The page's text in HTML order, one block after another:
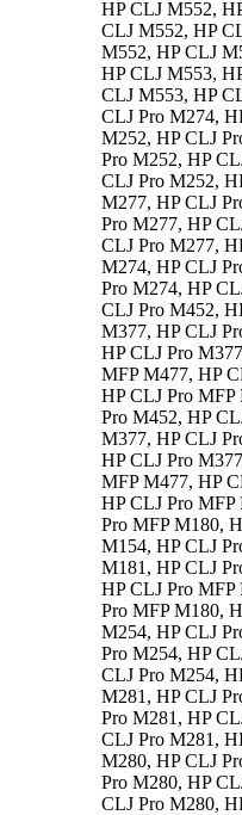
HP CLJ M552,
CLJ M552, HP
M552, HP CLJ
HP CLJ M553,
CLJ M553, HP
CLJ Pro M274,
M252, HP CLJ
Pro M252, HP
CLJ Pro M252,
M277, HP CLJ
Pro M277, HP
CLJ Pro M277,
M274, HP CLJ
Pro M274, HP
CLJ Pro M452,
M377, HP CLJ
HP CLJ Pro
MFP M477, HP
HP CLJ Pro
Pro M452, HP
M377, HP CLJ
HP CLJ Pro
MFP M477, HP
HP CLJ Pro
Pro MFP M180,
M154, HP CLJ
M181, HP CLJ
HP CLJ Pro
Pro MFP M180,
M254, HP CLJ
Pro M254, HP
CLJ Pro M254,
M281, HP CLJ
Pro M281, HP
CLJ Pro M281,
M280, HP CLJ
Pro M280, HP
CLJ Pro M280,